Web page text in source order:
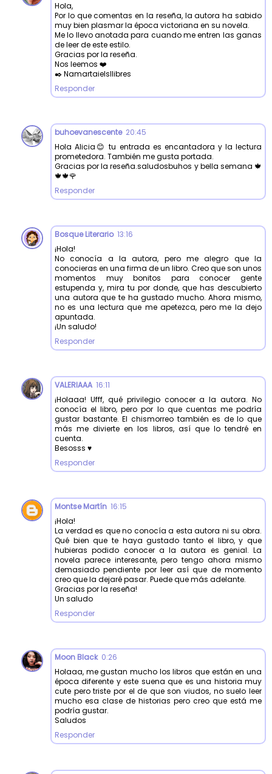
Hola,
Por lo que comentas en la reseña, la autora ha sabido
muy bien plasmar la época victoriana en su novela.
Me lo llevo anotada para cuando me entren las ganas
de leer de este estilo.
Gracias por la reseña.
Nos leemos ❤️
✒️ Namartaielsllibres
Responder
buhoevanescente 20:45
Hola Alicia😊 tu entrada es encantadora y la lectura
prometedora. También me gusta portada.
Gracias por la reseña.saludosbuhos y bella semana 🍁
🍁🍁🌹
Responder
Bosque Literario 13:16
¡Hola!
No conocía a la autora, pero me alegro que la
conocieras en una firma de un libro. Creo que son unos
momentos muy bonitos para conocer gente
estupenda y, mira tu por donde, que has descubierto
una autora que te ha gustado mucho. Ahora mismo,
no es una lectura que me apetezca, pero me la dejo
apuntada.
¡Un saludo!
Responder
VALERIAAA 16:11
¡Holaaa! Ufff, qué privilegio conocer a la autora. No
conocía el libro, pero por lo que cuentas me podría
gustar bastante. El chismorreo también es de lo que
más me divierte en los libros, así que lo tendré en
cuenta.
Besosss ♥
Responder
Montse Martín 16:15
¡Hola!
La verdad es que no conocía a esta autora ni su obra.
Qué bien que te haya gustado tanto el libro, y que
hubieras podido conocer a la autora es genial. La
novela parece interesante, pero tengo ahora mismo
demasiado pendiente por leer así que de momento
creo que la dejaré pasar. Puede que más adelante.
Gracias por la reseña!
Un saludo
Responder
Moon Black 0:26
Holaaa, me gustan mucho los libros que están en una
época diferente y este suena que es una historia muy
cute pero triste por el de que son viudos, no suelo leer
mucho esa clase de historias pero creo que está me
podría gustar.
Saludos
Responder